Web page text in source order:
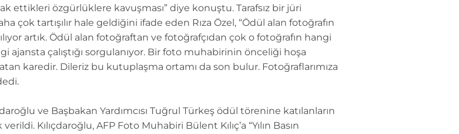
ettikleri özgürlüklere kavuşması” diye konuştu. Tarafsız bir jüri
çok tartışılır hale geldiğini ifade eden Rıza Özel, “Ödül alan fotoğrafın
artık. Ödül alan fotoğraftan ve fotoğrafçıdan çok o fotoğrafın hangi
ajansta çalıştığı sorgulanıyor. Bir foto muhabirinin önceliği hoşa
karedir. Dileriz bu kutuplaşma ortamı da son bulur. Fotoğraflarımıza
ve Başbakan Yardımcısı Tuğrul Türkeş ödül törenine katılanların
Kılıçdaroğlu, AFP Foto Muhabiri Bülent Kılıç’a “Yılın Basın